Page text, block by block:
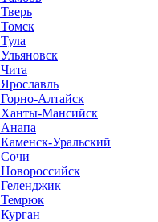
Тверь
Томск
Тула
Ульяновск
Чита
Ярославль
Горно-Алтайск
Ханты-Мансийск
Анапа
Каменск-Уральский
Сочи
Новороссийск
Геленджик
Темрюк
Курган